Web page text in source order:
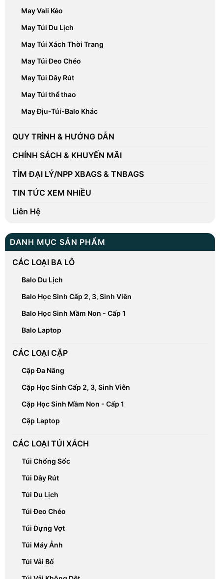
May Vali Kéo
May Túi Du Lịch
May Túi Xách Thời Trang
May Túi Đeo Chéo
May Túi Dây Rút
May Túi thể thao
May Địu-Túi-Balo Khác
QUY TRÌNH & HƯỚNG DẪN
CHÍNH SÁCH & KHUYẾN MÃI
TÌM ĐẠI LÝ/NPP XBAGS & TNBAGS
TIN TỨC XEM NHIỀU
Liên Hệ
DANH MỤC SẢN PHẨM
CÁC LOẠI BA LÔ
Balo Du Lịch
Balo Học Sinh Cấp 2, 3, Sinh Viên
Balo Học Sinh Mầm Non - Cấp 1
Balo Laptop
CÁC LOẠI CẶP
Cặp Đa Năng
Cặp Học Sinh Cấp 2, 3, Sinh Viên
Cặp Học Sinh Mầm Non - Cấp 1
Cặp Laptop
CÁC LOẠI TÚI XÁCH
Túi Chống Sốc
Túi Dây Rút
Túi Du Lịch
Túi Đeo Chéo
Túi Đựng Vợt
Túi Máy Ảnh
Túi Vải Bố